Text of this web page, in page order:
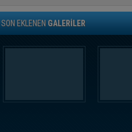
SON EKLENEN GALERİLER